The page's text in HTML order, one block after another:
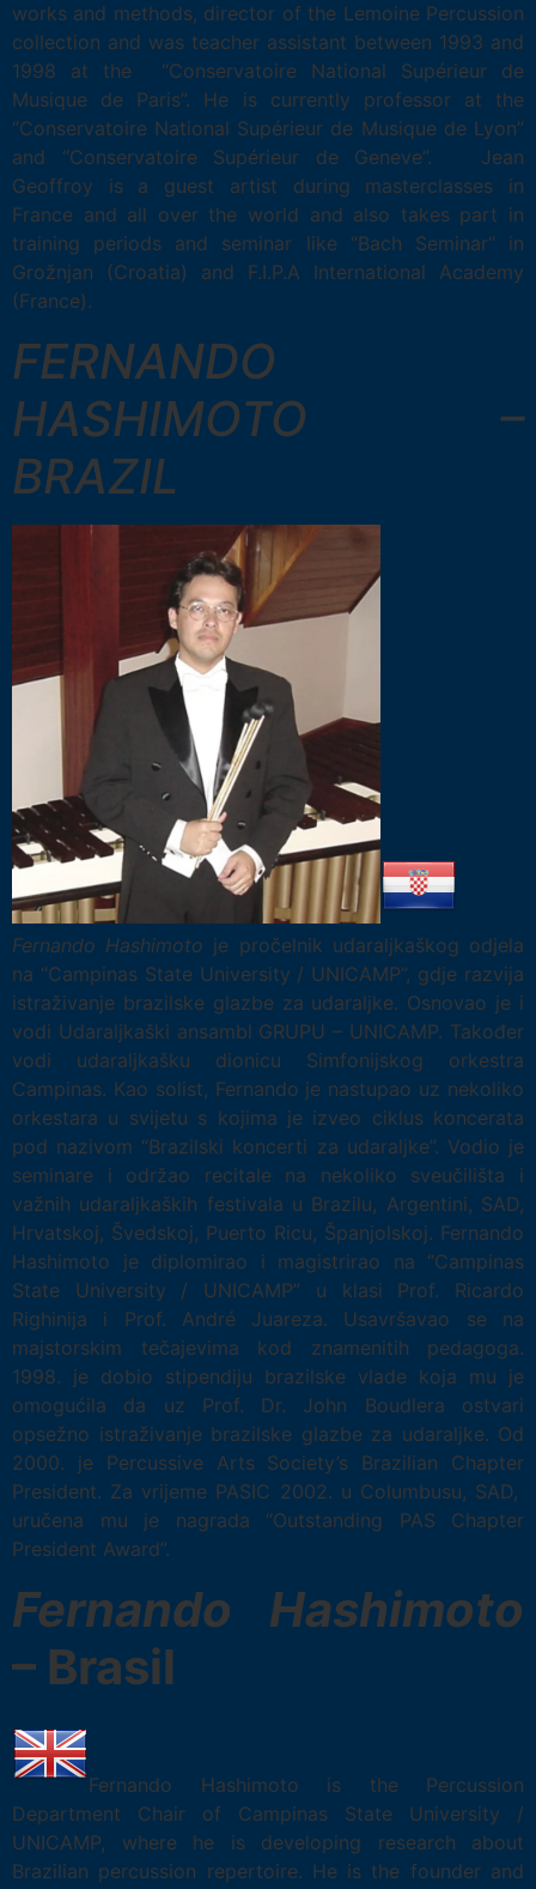
works and methods, director of the Lemoine Percussion
collection and was teacher assistant between 1993 and
1998 at the “Conservatoire National Supérieur de
Musique de Paris”. He is currently professor at the
“Conservatoire National Supérieur de Musique de Lyon”
and “Conservatoire Supérieur de Geneve”. Jean
Geoffroy is a guest artist during masterclasses in
France and all over the world and also takes part in
training periods and seminar like “Bach Seminar“ in
Grožnjan (Croatia) and F.I.P.A International Academy
(France).
FERNANDO
HASHIMOTO –
BRAZIL
Fernando Hashimoto je pročelnik udaraljkaškog odjela
na “Campinas State University / UNICAMP”, gdje razvija
istraživanje brazilske glazbe za udaraljke. Osnovao je i
vodi Udaraljkaški ansambl GRUPU – UNICAMP. Također
vodi udaraljkašku dionicu Simfonijskog orkestra
Campinas. Kao solist, Fernando je nastupao uz nekoliko
orkestara u svijetu s kojima je izveo ciklus koncerata
pod nazivom “Brazilski koncerti za udaraljke”. Vodio je
seminare i održao recitale na nekoliko sveučilišta i
važnih udaraljkaških festivala u Brazilu, Argentini, SAD,
Hrvatskoj, Švedskoj, Puerto Ricu, Španjolskoj. Fernando
Hashimoto je diplomirao i magistrirao na “Campinas
State University / UNICAMP” u klasi Prof. Ricardo
Righinija i Prof. André Juareza. Usavršavao se na
majstorskim tečajevima kod znamenitih pedagoga.
1998. je dobio stipendiju brazilske vlade koja mu je
omogućila da uz Prof. Dr. John Boudlera ostvari
opsežno istraživanje brazilske glazbe za udaraljke. Od
2000. je Percussive Arts Society’s Brazilian Chapter
President. Za vrijeme PASIC 2002. u Columbusu, SAD,
uručena mu je nagrada “Outstanding PAS Chapter
President Award”.
Fernando Hashimoto
– Brasil
Fernando Hashimoto is the Percussion
Department Chair of Campinas State University /
UNICAMP, where he is developing research about
Brazilian percussion repertoire. He is the founder and